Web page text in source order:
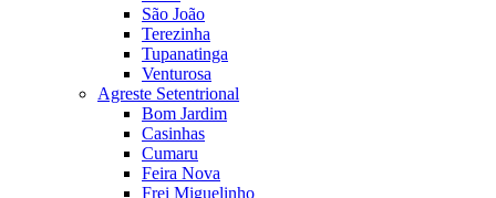
São João
Terezinha
Tupanatinga
Venturosa
Agreste Setentrional
Bom Jardim
Casinhas
Cumaru
Feira Nova
Frei Miguelinho